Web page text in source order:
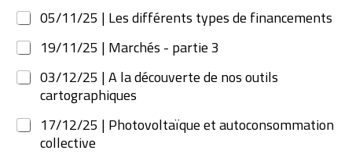
05/11/25 | Les différents types de financements
19/11/25 | Marchés - partie 3
03/12/25 | A la découverte de nos outils
cartographiques
17/12/25 | Photovoltaïque et autoconsommation
collective